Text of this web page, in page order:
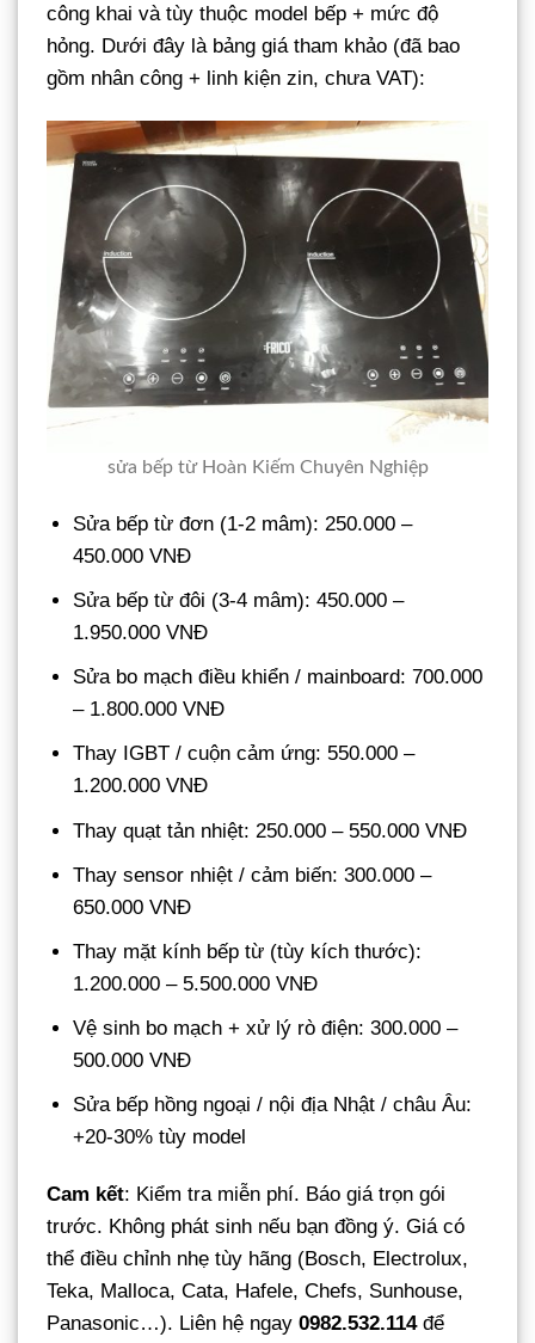
công khai và tùy thuộc model bếp + mức độ
hỏng. Dưới đây là bảng giá tham khảo (đã bao
gồm nhân công + linh kiện zin, chưa VAT):
sửa bếp từ Hoàn Kiếm Chuyên Nghiệp
Sửa bếp từ đơn (1-2 mâm): 250.000 –
450.000 VNĐ
Sửa bếp từ đôi (3-4 mâm): 450.000 –
1.950.000 VNĐ
Sửa bo mạch điều khiển / mainboard: 700.000
– 1.800.000 VNĐ
Thay IGBT / cuộn cảm ứng: 550.000 –
1.200.000 VNĐ
Thay quạt tản nhiệt: 250.000 – 550.000 VNĐ
Thay sensor nhiệt / cảm biến: 300.000 –
650.000 VNĐ
Thay mặt kính bếp từ (tùy kích thước):
1.200.000 – 5.500.000 VNĐ
Vệ sinh bo mạch + xử lý rò điện: 300.000 –
500.000 VNĐ
Sửa bếp hồng ngoại / nội địa Nhật / châu Âu:
+20-30% tùy model
Cam kết: Kiểm tra miễn phí. Báo giá trọn gói
trước. Không phát sinh nếu bạn đồng ý. Giá có
thể điều chỉnh nhẹ tùy hãng (Bosch, Electrolux,
Teka, Malloca, Cata, Hafele, Chefs, Sunhouse,
Panasonic…). Liên hệ ngay 0982.532.114để